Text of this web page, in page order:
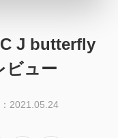
J butterfly
ビュー
2021.05.24